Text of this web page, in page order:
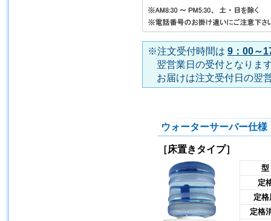
※注文受付時間は 9：00～
翌営業日の受付となりま
お届けは注文受付日の翌
ウォーターサーバー仕様
［床置きタイプ］
定
定
定格